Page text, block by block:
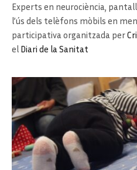
Experts en neurociència,
l’ús dels telèfons mòbils en
participativa organitzada per
el Diari de la Sanitat